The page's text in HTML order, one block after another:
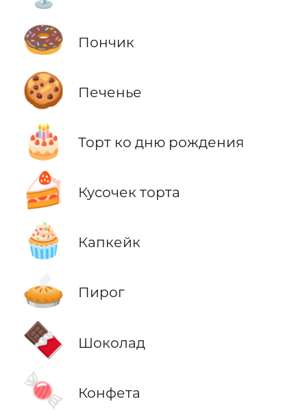
🍩 Пончик
🍪 Печенье
🎂 Торт ко дню рождения
🍰 Кусочек торта
🧁 Капкейк
🥧 Пирог
🍫 Шоколад
🍬 Конфета